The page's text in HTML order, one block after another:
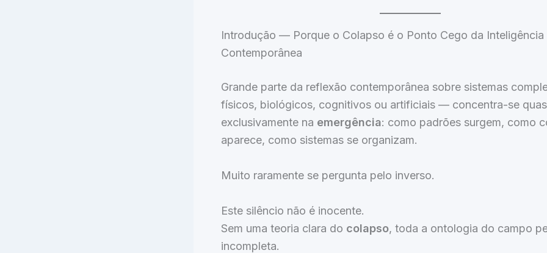
Introdução — Porque o Colapso é o Ponto Cego da Inteligência
Contemporânea
Grande parte da reflexão contemporânea sobre sistemas
físicos, biológicos, cognitivos ou artificiais — concentra-se
exclusivamente na emergência: como padrões surgem, como
aparece, como sistemas se organizam.
Muito raramente se pergunta pelo inverso.
Este silêncio não é inocente.
Sem uma teoria clara do colapso, toda a ontologia do campo
incompleta.